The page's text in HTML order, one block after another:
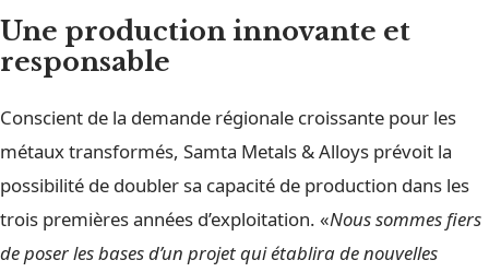
Une production innovante et
responsable
Conscient de la demande régionale croissante pour les
métaux transformés, Samta Metals & Alloys prévoit la
possibilité de doubler sa capacité de production dans les
trois premières années d’exploitation. «Nous sommes fiers
de poser les bases d’un projet qui établira de nouvelles